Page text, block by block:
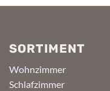
SORTIMENT
Wohnzimmer
Schlafzimmer